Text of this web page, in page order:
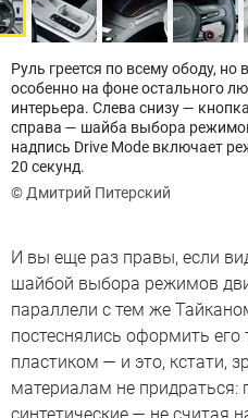
Руль греется по всему ободу,
особенно на фоне остального
интерьера. Слева снизу —
справа — шайба выбора
надпись Drive Mode включает
20 секунд.
© Дмитрий Питерский
И вы еще раз правы, если
шайбой выбора режимов
параллели с тем же
постеснялись оформить
пластиком — и это, кстати,
материалам не придраться: